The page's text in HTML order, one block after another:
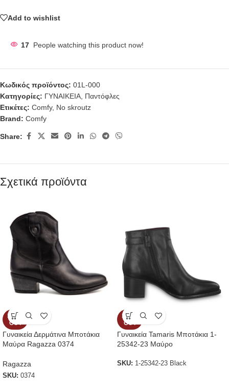
Add to wishlist
17 People watching this product now!
Κωδικός προϊόντος: 01L-000
Κατηγορίες: ΓΥΝΑΙΚΕΙΑ Παντόφλες
Ετικέτες: Comfy, No skroutz
Brand: Comfy
Share:
Σχετικά προϊόντα
SOLD
OUT
Γυναικεία Δερμάτινα Μποτάκια
Μαύρα Ragazza 0374
Ragazza
SKU: 0374
SOLD
OUT
Γυναικεία Tamaris Μποτάκια 1-
25342-23 Μαύρο
SKU: 1-25342-23 Black